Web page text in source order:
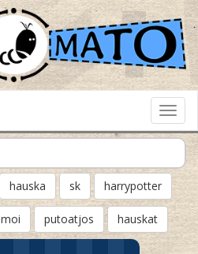
hauska sk harrypotter
moi putoatjos hauskat